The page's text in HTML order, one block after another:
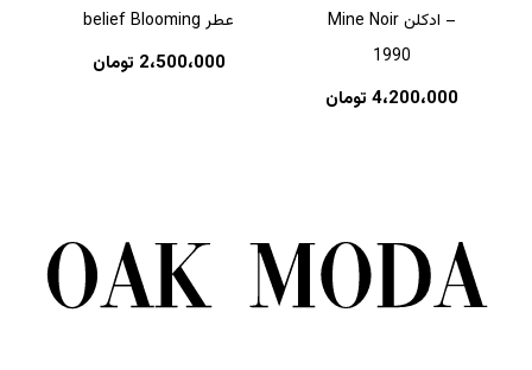
– ادکلن Mine Noir
1990
4،200،000 تومان
عطر belief Blooming
2،500،000 تومان